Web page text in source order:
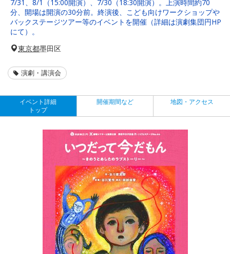
7/31、8/1（15:00開演）、7/30（18:30開演）。上演時間約70
分、開場は開演の30分前。終演後、こども向けワークショップや
バックステージツアー等のイベントを開催（詳細は演劇集団円HP
にて）。
東京都墨田区
演劇・講演会
イベント詳細
トップ
開催期間など 地図・アクセス